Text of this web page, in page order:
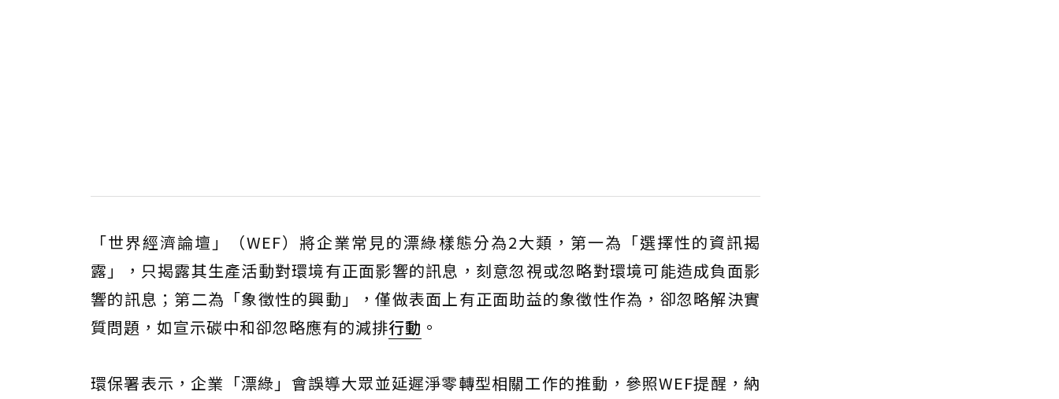
「世界經濟論壇」（WEF）將企業常見的漂綠樣態分為2大類，第一為「選擇性的資訊揭
露」，只揭露其生產活動對環境有正面影響的訊息，刻意忽視或忽略對環境可能造成負面影
響的訊息；第二為「象徵性的興動」，僅做表面上有正面助益的象徵性作為，卻忽略解決實
質問題，如宣示碳中和卻忽略應有的減排行動 。
環保署表示，企業「漂綠」會誤導大眾並延遲淨零轉型相關工作的推動，參照WEF提醒，納